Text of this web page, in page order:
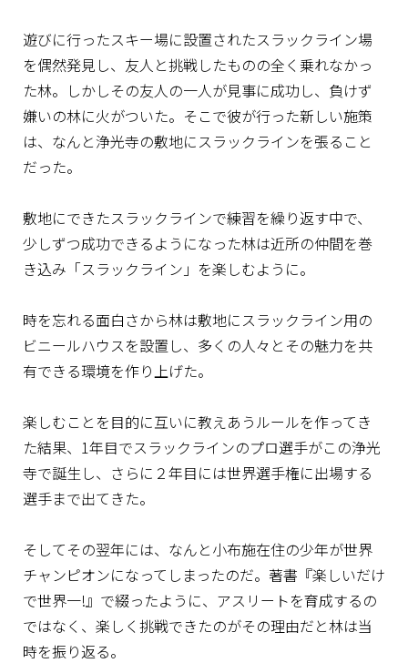
遊びに行ったスキー場に設置されたスラックライン場
を偶然発見し、友人と挑戦したものの全く乗れなかっ
た林。しかしその友人の一人が見事に成功し、負けず
嫌いの林に火がついた。そこで彼が行った新しい施策
は、なんと浄光寺の敷地にスラックラインを張ること
だった。
敷地にできたスラックラインで練習を繰り返す中で、
少しずつ成功できるようになった林は近所の仲間を巻
き込み「スラックライン」を楽しむように。
時を忘れる面白さから林は敷地にスラックライン用の
ビニールハウスを設置し、多くの人々とその魅力を共
有できる環境を作り上げた。
楽しむことを目的に互いに教えあうルールを作ってき
た結果、1年目でスラックラインのプロ選手がこの浄光
寺で誕生し、さらに２年目には世界選手権に出場する
選手まで出てきた。
そしてその翌年には、なんと小布施在住の少年が世界
チャンピオンになってしまったのだ。著書『楽しいだけ
で世界一!』で綴ったように、アスリートを育成するの
ではなく、楽しく挑戦できたのがその理由だと林は当
時を振り返る。